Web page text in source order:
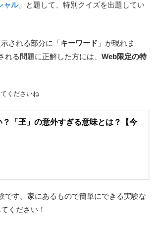
ャル」と題して、特別クイズを出題してい
される部分に「キーワード 」が現れま
れる問題に正解した方には、Web限定の特
くださいね
？「玊」の意外すぎる意味とは？【今
です。家にあるもので簡単にできる実験な
ください！